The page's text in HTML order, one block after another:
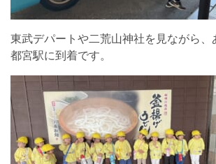
東武デパートや二荒山神社を見ながら、
都宮駅に到着です。